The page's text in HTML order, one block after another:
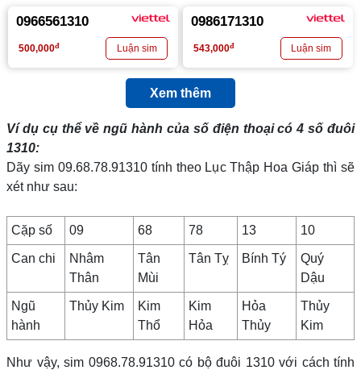
0966561310
500,000đ
0986171310
543,000đ
Xem thêm
Ví dụ cụ thể về ngũ hành của số điện thoại có 4 số đuôi
1310:
Dãy sim 09.68.78.91310 tính theo Lục Thập Hoa Giáp thì sẽ
xét như sau:
Cặp số 09 68 78 13 10
Can chi
Nhâm
Thân
Tân
Mùi
Tân Tỵ Bính Tý
Quý
Dậu
Ngũ
hành
Thủy Kim
Kim
Thổ
Kim
Hỏa
Hỏa
Thủy
Thủy
Kim
Như vậy, sim 0968.78.91310 có bộ đuôi 1310 với cách tính